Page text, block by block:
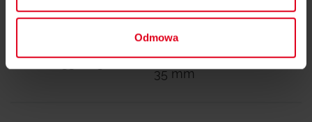
Odmowa
R551Y051
35 mm